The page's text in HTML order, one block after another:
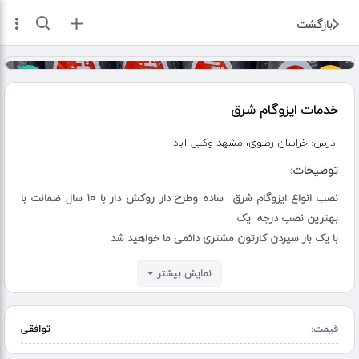
بازگشت ثبت آگهی
خدمات ایزوگام شرق
آدرس: خراسان رضوی، مشهد وکیل آباد
توضیحات:
نصب انواع ایزوگام شرق ساده وطرح دار روکش دار با ۱۰ سال ضمانت با
بهترین نصب درجه یک
با یک بار سپردن کارتون مشتری دائمی ما خواهید شد
کوچه باغ لکه گیری و...... با بیش از ۲۰ سال سابقه کاری
محوطه پشت بام
شیروانی
نمایش بیشتر
قیمت: توافقی